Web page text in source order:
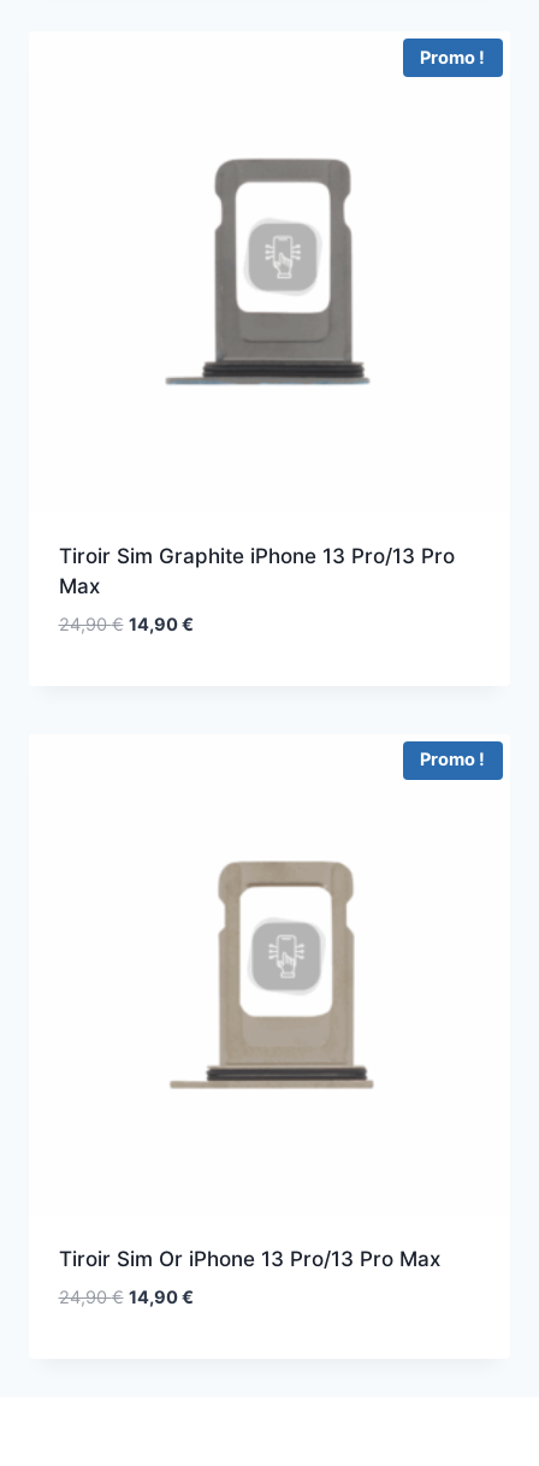
Promo !
Tiroir Sim Graphite iPhone 13 Pro/13 Pro
Max
24,90€ 14,90€
Promo !
Tiroir Sim Or iPhone 13 Pro/13 Pro Max
24,90€ 14,90€